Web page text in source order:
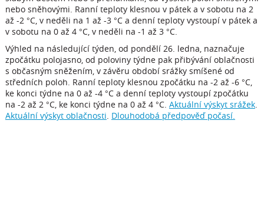
nebo sněhovými. Ranní teploty klesnou v pátek a v sobotu na 2
až -2 °C, v neděli na 1 až -3 °C a denní teploty vystoupí v pátek a
v sobotu na 0 až 4 °C, v neděli na -1 až 3 °C.
Výhled na následující týden, od pondělí 26. ledna, naznačuje
zpočátku polojasno, od poloviny týdne pak přibývání oblačnosti
s občasným sněžením, v závěru období srážky smíšené od
středních poloh. Ranní teploty klesnou zpočátku na -2 až -6 °C,
ke konci týdne na 0 až -4 °C a denní teploty vystoupí zpočátku
na -2 až 2 °C, ke konci týdne na 0 až 4 °C. Aktuální výskyt srážek.
Aktuální výskyt oblačnosti. Dlouhodobá předpověď počasí.